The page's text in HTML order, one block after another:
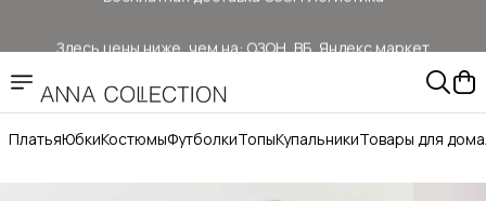
Прямые продажи от ANNA COLLECTION
Официальный сайт бренда ANNA COLLECTION
Бесплатная доставка ОЗОН Логистика
ПлатьяЮбкиКостюмыФутболкиТопыКупальникиТовары для дома